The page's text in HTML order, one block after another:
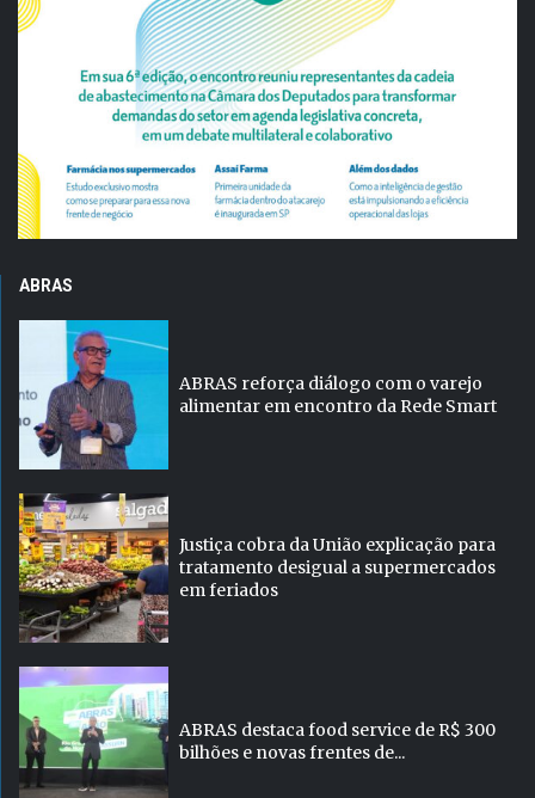
ABRAS
ABRAS reforça diálogo com o varejo
alimentar em encontro da Rede Smart
Justiça cobra da União explicação para
tratamento desigual a supermercados
em feriados
ABRAS destaca food service de R$ 300
bilhões e novas frentes de...